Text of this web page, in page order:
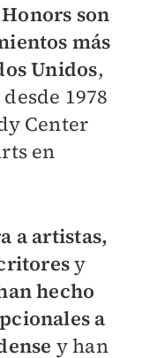
son
más
Unidos,
1978
Center
en
a artistas,
y
hecho
a
y han